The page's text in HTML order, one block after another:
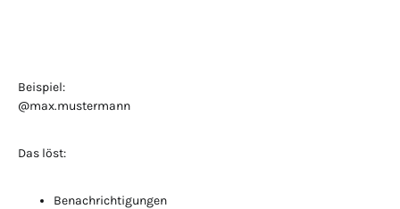
Beispiel:
@max.mustermann
Das löst:
Benachrichtigungen